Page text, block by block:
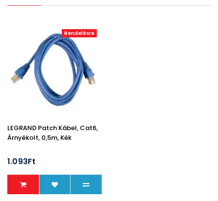
Rendelésre
LEGRAND Patch Kábel, Cat6,
Árnyékolt, 0,5m, Kék
1.093Ft